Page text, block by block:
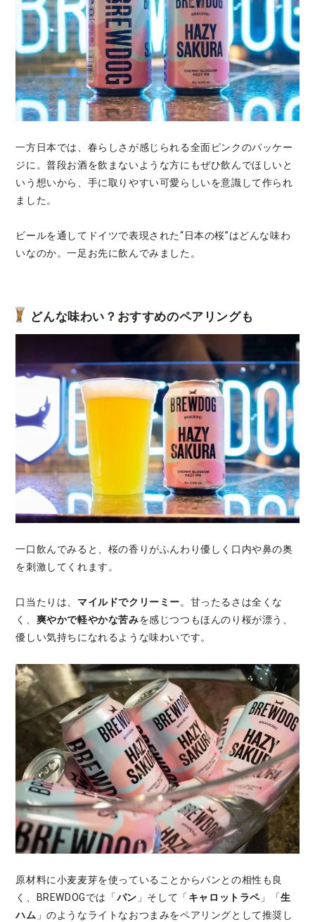
一方日本では、春らしさが感じられる全面ピンクのパッケー
ジに。普段お酒を飲まないような方にもぜひ飲んでほしいと
いう想いから、手に取りやすい可愛らしいを意識して作られ
ました。
ビールを通してドイツで表現された“日本の桜”はどんな味わ
いなのか。一足お先に飲んでみました。
どんな味わい？おすすめのペアリングも
一口飲んでみると、桜の香りがふんわり優しく口内や鼻の奥
を刺激してくれます。
口当たりは、 マイルドでクリーミー。甘ったるさは全くな
く、 爽やかで軽やかな苦みを感じつつもほんのり桜が漂う、
優しい気持ちになれるような味わいです。
原材料に小麦麦芽を使っていることからパンとの相性も良
く、BREWDOGでは「パン 」そして「 キャロットラペ 」「生
ハム 」のようなライトなおつまみをペアリングとして推奨し